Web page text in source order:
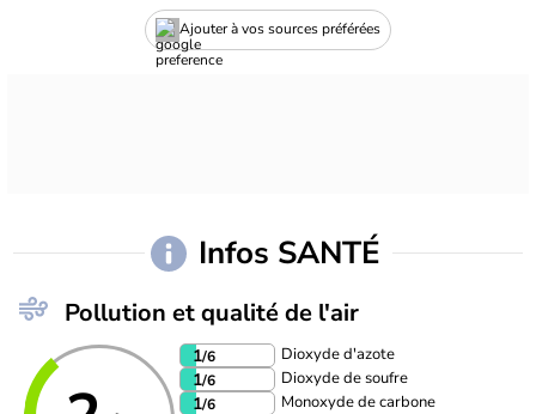
Ajouter à vos sources préférées
Infos SANTÉ
Pollution et qualité de l'air
1/6 Dioxyde d'azote
1/6 Dioxyde de soufre
1/6 Monoxyde de carbone